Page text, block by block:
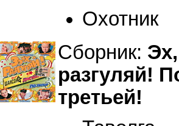
Охотник
Сборник: Эх,
разгуляй!
третьей!